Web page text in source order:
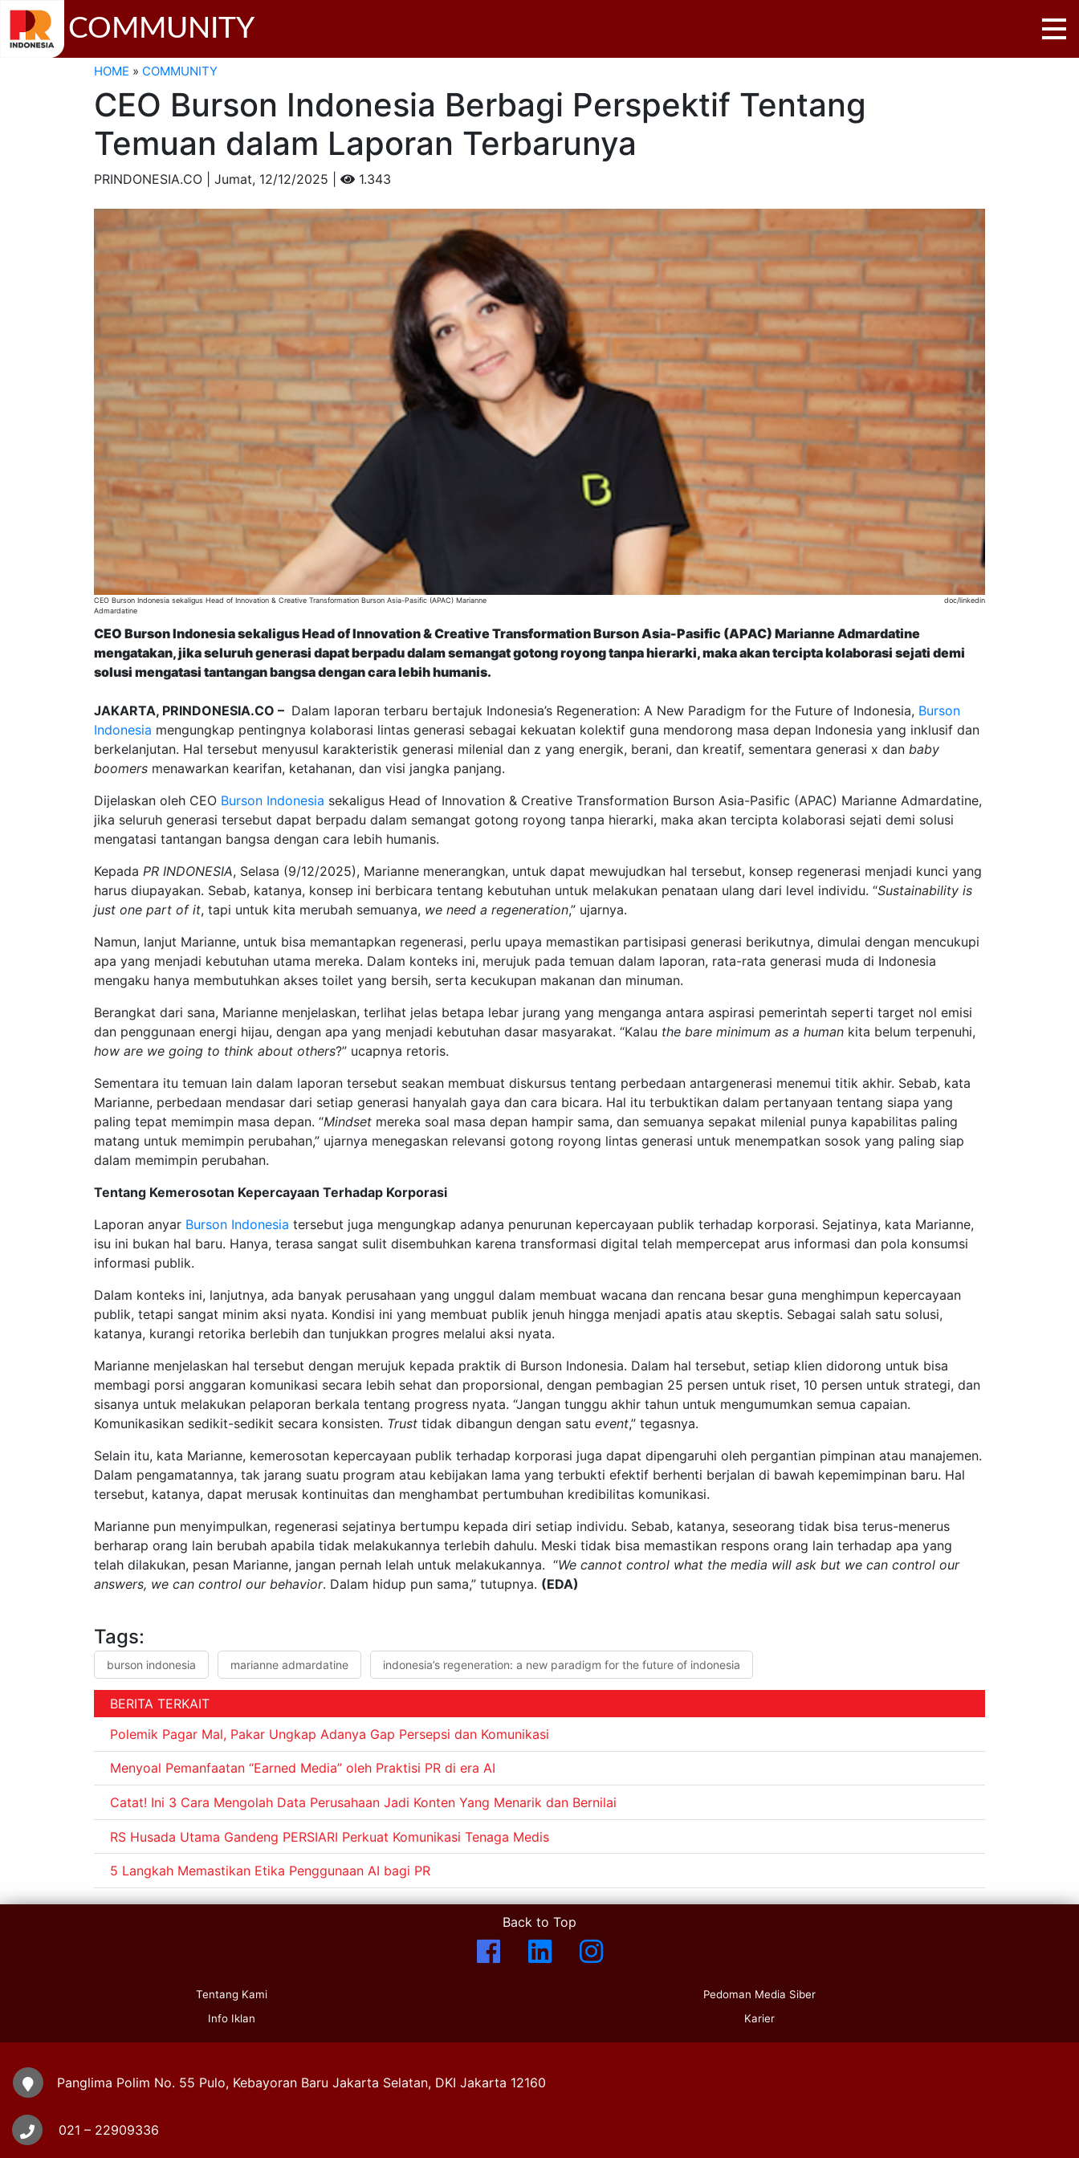
COMMUNITY
HOME » COMMUNITY
CEO Burson Indonesia Berbagi Perspektif Tentang
Temuan dalam Laporan Terbarunya
PRINDONESIA.CO | Jumat, 12/12/2025 | 1.343
CEO Burson Indonesia sekaligus Head of Innovation & Creative Transformation Burson Asia-Pasific (APAC) Marianne
Admardatine
doc/linkedin
CEO Burson Indonesia sekaligus Head of Innovation & Creative Transformation Burson Asia-Pasific (APAC) Marianne Admardatine
mengatakan, jika seluruh generasi dapat berpadu dalam semangat gotong royong tanpa hierarki, maka akan tercipta kolaborasi sejati demi
solusi mengatasi tantangan bangsa dengan cara lebih humanis.
JAKARTA, PRINDONESIA.CO – Dalam laporan terbaru bertajuk Indonesia’s Regeneration: A New Paradigm for the Future of Indonesia, Burson
Indonesia mengungkap pentingnya kolaborasi lintas generasi sebagai kekuatan kolektif guna mendorong masa depan Indonesia yang inklusif dan
berkelanjutan. Hal tersebut menyusul karakteristik generasi milenial dan z yang energik, berani, dan kreatif, sementara generasi x dan baby
boomers menawarkan kearifan, ketahanan, dan visi jangka panjang.
Dijelaskan oleh CEO Burson Indonesia sekaligus Head of Innovation & Creative Transformation Burson Asia-Pasific (APAC) Marianne Admardatine,
jika seluruh generasi tersebut dapat berpadu dalam semangat gotong royong tanpa hierarki, maka akan tercipta kolaborasi sejati demi solusi
mengatasi tantangan bangsa dengan cara lebih humanis.
Kepada PR INDONESIA, Selasa (9/12/2025), Marianne menerangkan, untuk dapat mewujudkan hal tersebut, konsep regenerasi menjadi kunci yang
harus diupayakan. Sebab, katanya, konsep ini berbicara tentang kebutuhan untuk melakukan penataan ulang dari level individu. “Sustainability is
just one part of it, tapi untuk kita merubah semuanya, we need a regeneration,” ujarnya.
Namun, lanjut Marianne, untuk bisa memantapkan regenerasi, perlu upaya memastikan partisipasi generasi berikutnya, dimulai dengan mencukupi
apa yang menjadi kebutuhan utama mereka. Dalam konteks ini, merujuk pada temuan dalam laporan, rata-rata generasi muda di Indonesia
mengaku hanya membutuhkan akses toilet yang bersih, serta kecukupan makanan dan minuman.
Berangkat dari sana, Marianne menjelaskan, terlihat jelas betapa lebar jurang yang menganga antara aspirasi pemerintah seperti target nol emisi
dan penggunaan energi hijau, dengan apa yang menjadi kebutuhan dasar masyarakat. “Kalau the bare minimum as a human kita belum terpenuhi,
how are we going to think about others?” ucapnya retoris.
Sementara itu temuan lain dalam laporan tersebut seakan membuat diskursus tentang perbedaan antargenerasi menemui titik akhir. Sebab, kata
Marianne, perbedaan mendasar dari setiap generasi hanyalah gaya dan cara bicara. Hal itu terbuktikan dalam pertanyaan tentang siapa yang
paling tepat memimpin masa depan. “Mindset mereka soal masa depan hampir sama, dan semuanya sepakat milenial punya kapabilitas paling
matang untuk memimpin perubahan,” ujarnya menegaskan relevansi gotong royong lintas generasi untuk menempatkan sosok yang paling siap
dalam memimpin perubahan.
Tentang Kemerosotan Kepercayaan Terhadap Korporasi
Laporan anyar Burson Indonesia tersebut juga mengungkap adanya penurunan kepercayaan publik terhadap korporasi. Sejatinya, kata Marianne,
isu ini bukan hal baru. Hanya, terasa sangat sulit disembuhkan karena transformasi digital telah mempercepat arus informasi dan pola konsumsi
informasi publik.
Dalam konteks ini, lanjutnya, ada banyak perusahaan yang unggul dalam membuat wacana dan rencana besar guna menghimpun kepercayaan
publik, tetapi sangat minim aksi nyata. Kondisi ini yang membuat publik jenuh hingga menjadi apatis atau skeptis. Sebagai salah satu solusi,
katanya, kurangi retorika berlebih dan tunjukkan progres melalui aksi nyata.
Marianne menjelaskan hal tersebut dengan merujuk kepada praktik di Burson Indonesia. Dalam hal tersebut, setiap klien didorong untuk bisa
membagi porsi anggaran komunikasi secara lebih sehat dan proporsional, dengan pembagian 25 persen untuk riset, 10 persen untuk strategi, dan
sisanya untuk melakukan pelaporan berkala tentang progress nyata. “Jangan tunggu akhir tahun untuk mengumumkan semua capaian.
Komunikasikan sedikit-sedikit secara konsisten. Trust tidak dibangun dengan satu event,” tegasnya.
Selain itu, kata Marianne, kemerosotan kepercayaan publik terhadap korporasi juga dapat dipengaruhi oleh pergantian pimpinan atau manajemen.
Dalam pengamatannya, tak jarang suatu program atau kebijakan lama yang terbukti efektif berhenti berjalan di bawah kepemimpinan baru. Hal
tersebut, katanya, dapat merusak kontinuitas dan menghambat pertumbuhan kredibilitas komunikasi.
Marianne pun menyimpulkan, regenerasi sejatinya bertumpu kepada diri setiap individu. Sebab, katanya, seseorang tidak bisa terus-menerus
berharap orang lain berubah apabila tidak melakukannya terlebih dahulu. Meski tidak bisa memastikan respons orang lain terhadap apa yang
telah dilakukan, pesan Marianne, jangan pernah lelah untuk melakukannya. “We cannot control what the media will ask but we can control our
answers, we can control our behavior. Dalam hidup pun sama,” tutupnya. (EDA)
Tags:
burson indonesia marianne admardatine indonesia’s regeneration: a new paradigm for the future of indonesia
BERITA TERKAIT
Polemik Pagar Mal, Pakar Ungkap Adanya Gap Persepsi dan Komunikasi
Menyoal Pemanfaatan “Earned Media” oleh Praktisi PR di era AI
Catat! Ini 3 Cara Mengolah Data Perusahaan Jadi Konten Yang Menarik dan Bernilai
RS Husada Utama Gandeng PERSIARI Perkuat Komunikasi Tenaga Medis
5 Langkah Memastikan Etika Penggunaan AI bagi PR
Back to Top
Tentang Kami
Info Iklan
Pedoman Media Siber
Karier
Panglima Polim No. 55 Pulo, Kebayoran Baru Jakarta Selatan, DKI Jakarta 12160
021 – 22909336